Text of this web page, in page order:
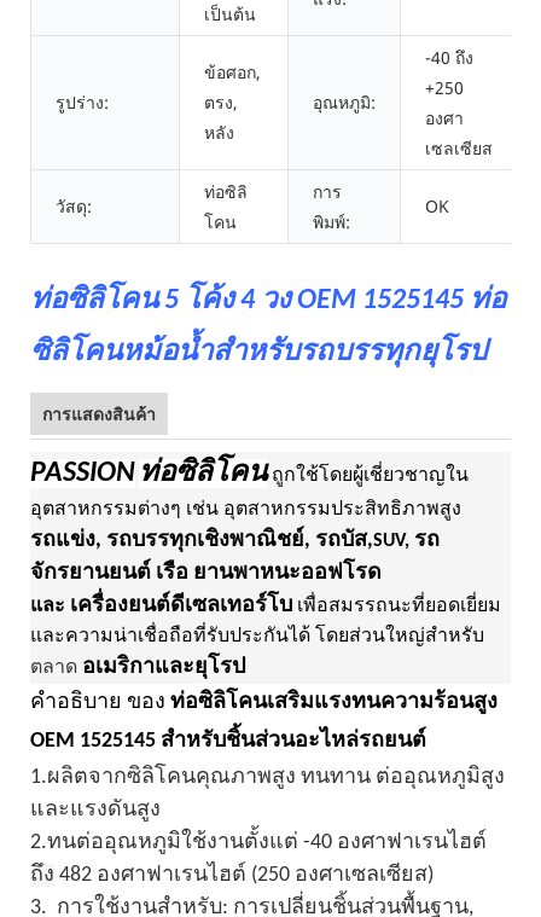
เป็นต้น
รูปร่าง:
ข้อศอก,
ตรง,
หลัง
อุณหภูมิ:
-40 ถึง
+250
องศา
เซลเซียส
วัสดุ:
ท่อซิลิ
โคน
การ
พิมพ์:
OK
ท่อซิลิโคน 5 โค้ง 4 วง OEM 1525145 ท่อ
ซิลิโคนหม้อน้ำสำหรับรถบรรทุกยุโรป
การแสดงสินค้า
PASSION ท่อซิลิโคนถูกใช้โดยผู้เชี่ยวชาญใน
อุตสาหกรรมต่างๆ เช่น อุตสาหกรรมประสิทธิภาพสูง
รถแข่ง, รถบรรทุกเชิงพาณิชย์, รถบัส,SUV, รถ
จักรยานยนต์ เรือ ยานพาหนะออฟโรด
และ เครื่องยนต์ดีเซลเทอร์โบ เพื่อสมรรถนะที่ยอดเยี่ยม
และความน่าเชื่อถือที่รับประกันได้ โดยส่วนใหญ่สำหรับ
ตลาด อเมริกาและยุโรป
คำอธิบาย ของ ท่อซิลิโคนเสริมแรงทนความร้อนสูง
OEM 1525145 สำหรับชิ้นส่วนอะไหล่รถยนต์
1.ผลิตจากซิลิโคนคุณภาพสูง ทนทาน ต่ออุณหภูมิสูง
และแรงดันสูง
2.ทนต่ออุณหภูมิใช้งานตั้งแต่ -40 องศาฟาเรนไฮต์
ถึง 482 องศาฟาเรนไฮต์ (250 องศาเซลเซียส)
3. การใช้งานสำหรับ: การเปลี่ยนชิ้นส่วนพื้นฐาน,